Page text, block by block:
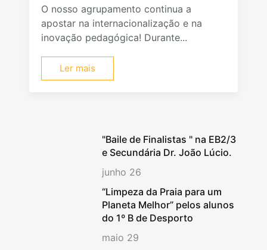
O nosso agrupamento continua a
apostar na internacionalização e na
inovação pedagógica! Durante...
Ler mais
"Baile de Finalistas " na EB2/3
e Secundária Dr. João Lúcio.
junho 26
“Limpeza da Praia para um
Planeta Melhor” pelos alunos
do 1º B de Desporto
maio 29